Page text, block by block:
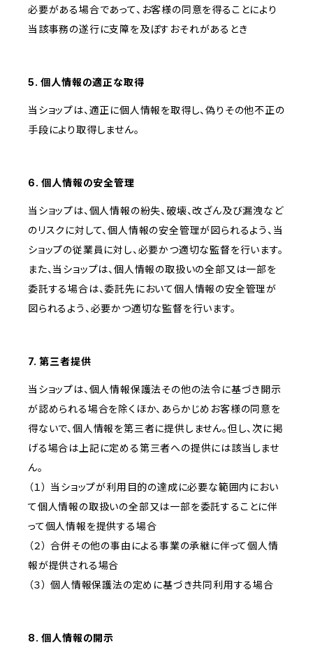
必要がある場合であって、お客様の同意を得ることにより
当該事務の遂行に支障を及ぼすおそれがあるとき
5. 個人情報の適正な取得
当ショップは、適正に個人情報を取得し、偽りその他不正の
手段により取得しません。
6. 個人情報の安全管理
当ショップは、個人情報の紛失、破壊、改ざん及び漏洩など
のリスクに対して、個人情報の安全管理が図られるよう、当
ショップの従業員に対し、必要かつ適切な監督を行います。
また、当ショップは、個人情報の取扱いの全部又は一部を
委託する場合は、委託先において個人情報の安全管理が
図られるよう、必要かつ適切な監督を行います。
7. 第三者提供
当ショップは、個人情報保護法その他の法令に基づき開示
が認められる場合を除くほか、あらかじめお客様の同意を
得ないで、個人情報を第三者に提供しません。但し、次に掲
げる場合は上記に定める第三者への提供には該当しませ
ん。
（１） 当ショップが利用目的の達成に必要な範囲内におい
て個人情報の取扱いの全部又は一部を委託することに伴
って個人情報を提供する場合
（２） 合併その他の事由による事業の承継に伴って個人情
報が提供される場合
（３） 個人情報保護法の定めに基づき共同利用する場合
8. 個人情報の開示